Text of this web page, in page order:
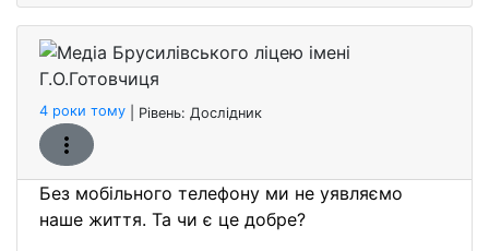
4 роки тому | Рівень: Дослідник
Без мобільного телефону ми не уявляємо
наше життя. Та чи є це добре?